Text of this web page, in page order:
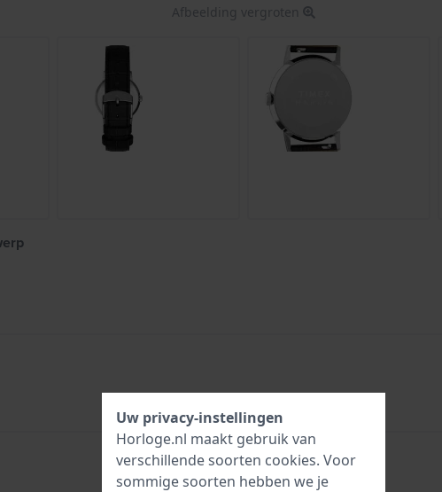
Afbeelding vergroten
Uw privacy-instellingen
Horloge.nl maakt gebruik van
verschillende soorten cookies. Voor
sommige soorten hebben we je